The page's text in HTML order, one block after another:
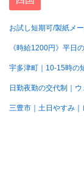
お試し短期可/製紙メ
《時給1200円》平日
宇多津町｜10-15時の
日勤夜勤の交代制｜
三豊市｜土日やすみ｜